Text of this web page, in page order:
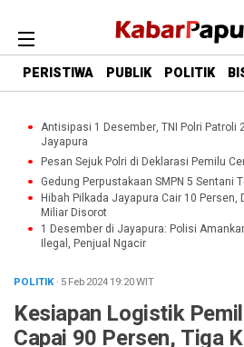
PERISTIWA PUBLIK POLITIK
Antisipasi 1 Desember, TNI Polri Patroli
Jayapura
Pesan Sejuk Polri di Deklarasi Pemilu
Gedung Perpustakaan SMPN 5 Sentani
Hibah Pilkada Jayapura Cair 10 Persen,
Miliar Disorot
1 Desember di Jayapura: Polisi
Ilegal, Penjual Ngacir
POLITIK· 5 Feb 202419:20WIT
Kesiapan Logistik
Capai 90 Persen, Tiga